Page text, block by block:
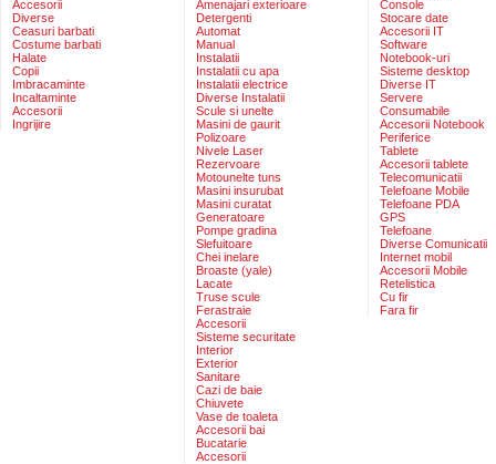
Accesorii
Diverse
Ceasuri barbati
Costume barbati
Halate
Copii
Imbracaminte
Incaltaminte
Accesorii
Ingrijire
Amenajari exterioare
Detergenti
Automat
Manual
Instalatii
Instalatii cu apa
Instalatii electrice
Diverse Instalatii
Scule si unelte
Masini de gaurit
Polizoare
Nivele Laser
Rezervoare
Motounelte tuns
Masini insurubat
Masini curatat
Generatoare
Pompe gradina
Slefuitoare
Chei inelare
Broaste (yale)
Lacate
Truse scule
Ferastraie
Accesorii
Sisteme securitate
Interior
Exterior
Sanitare
Cazi de baie
Chiuvete
Vase de toaleta
Accesorii bai
Bucatarie
Accesorii
Console
Stocare date
Accesorii IT
Software
Notebook-uri
Sisteme desktop
Diverse IT
Servere
Consumabile
Accesorii Notebook
Periferice
Tablete
Accesorii tablete
Telecomunicatii
Telefoane Mobile
Telefoane PDA
GPS
Telefoane
Diverse Comunicatii
Internet mobil
Accesorii Mobile
Retelistica
Cu fir
Fara fir